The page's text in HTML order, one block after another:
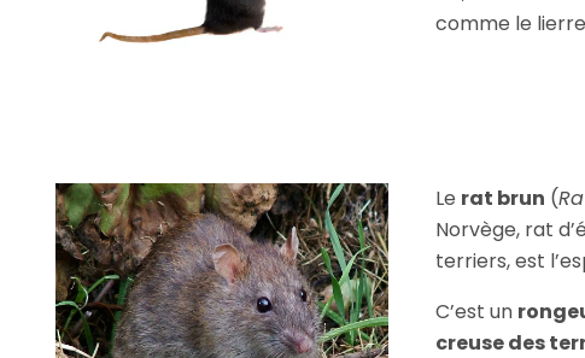
comme le
Le rat brun (
Norvège, rat
terriers, est
C’est un
creuse des